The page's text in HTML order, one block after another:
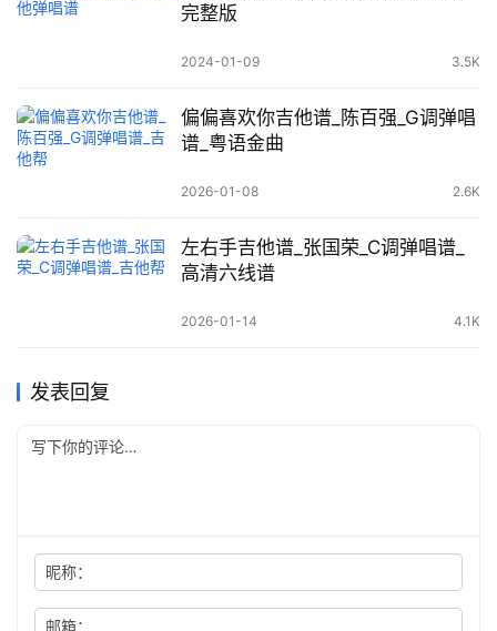
完整版
2024-01-09 3.5K
偏偏喜欢你吉他谱_陈百强_G调弹唱
谱_粤语金曲
2026-01-08 2.6K
左右手吉他谱_张国荣_C调弹唱谱_
高清六线谱
2026-01-14 4.1K
发表回复
昵称：
邮箱：